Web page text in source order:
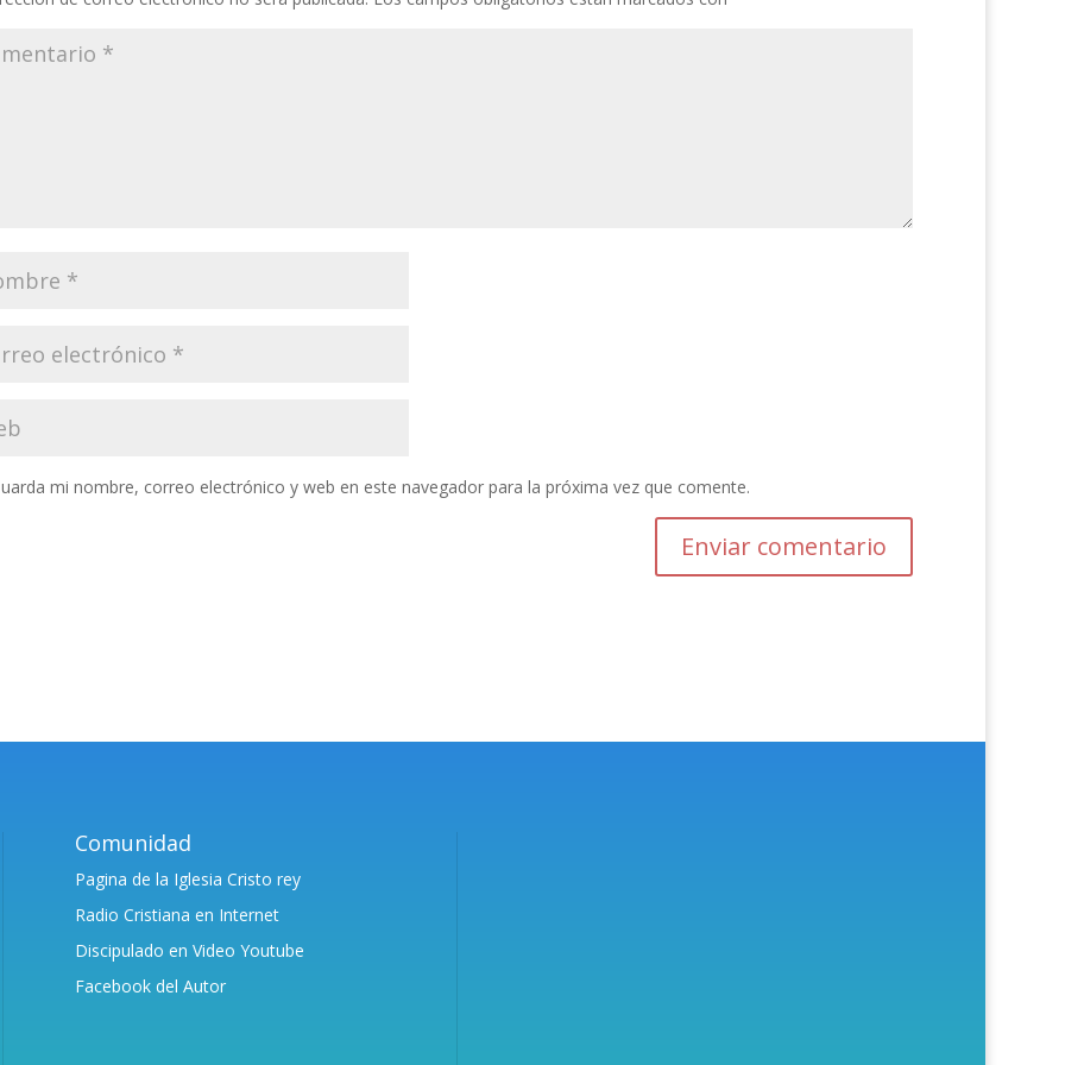
mi nombre, correo electrónico y web en este navegador para la próxima vez que comente.
Comunidad
Pagina de la Iglesia Cristo rey
Radio Cristiana en Internet
Discipulado en Video Youtube
Facebook del Autor